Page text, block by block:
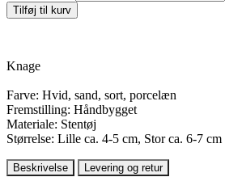
Tilføj til kurv
Knage
Farve: Hvid, sand, sort, porcelæn
Fremstilling: Håndbygget
Materiale: Stentøj
Størrelse: Lille ca. 4-5 cm, Stor ca. 6-7 cm
Beskrivelse Levering og retur